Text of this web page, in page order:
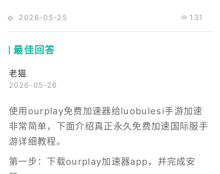
2026-05-25 131
最佳回答
老猫
2026-05-26
使用ourplay免费加速器给luobulesi手游加速
非常简单，下面介绍真正永久免费加速国际服手
游详细教程。
第一步：下载ourplay加速器app，并完成安